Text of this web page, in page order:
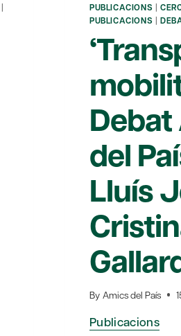
| PUBLICACIONS |
PUBLICACIONS |
del
Lluís
By Amics del País
Publicacions